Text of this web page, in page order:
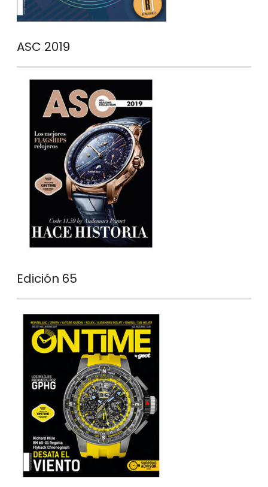
ASC 2019
Edición 65